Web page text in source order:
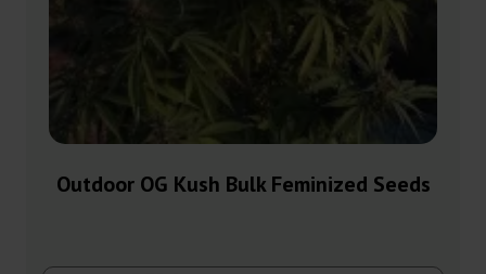
Outdoor OG Kush Bulk Feminized Seeds